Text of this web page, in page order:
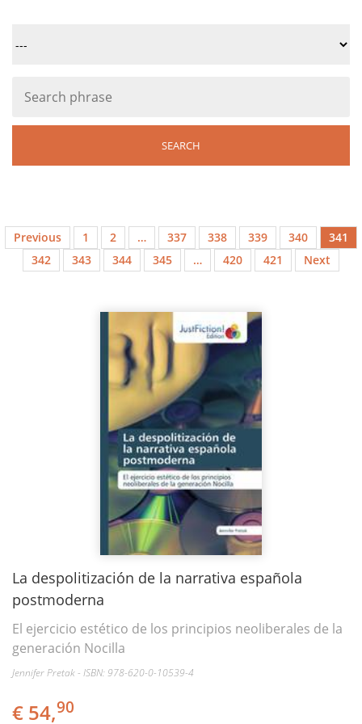
Previous 1 2 … 337 338 339 340
341
342
343 344 345 … 420 421 Next
La despolitización de la narrativa española
postmoderna
El ejercicio estético de los principios neoliberales de la
generación Nocilla​
Jennifer Pretak - ISBN: 978-620-0-10539-4
€ 54,90